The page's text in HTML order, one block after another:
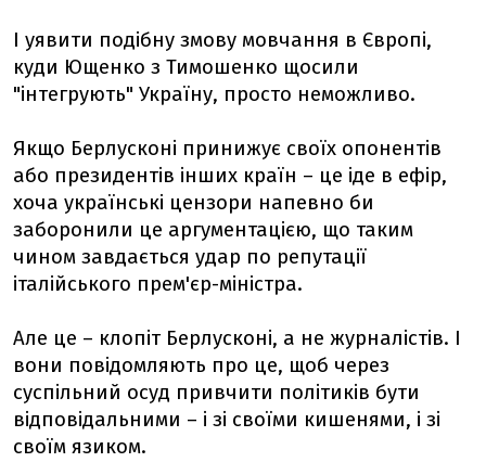
І уявити подібну змову мовчання в Європі,
куди Ющенко з Тимошенко щосили
"інтегрують" Україну, просто неможливо.
Якщо Берлусконі принижує своїх опонентів
або президентів інших країн – це іде в ефір,
хоча українські цензори напевно би
заборонили це аргументацією, що таким
чином завдається удар по репутації
італійського прем'єр-міністра.
Але це – клопіт Берлусконі, а не журналістів. І
вони повідомляють про це, щоб через
суспільний осуд привчити політиків бути
відповідальними – і зі своїми кишенями, і зі
своїм язиком.